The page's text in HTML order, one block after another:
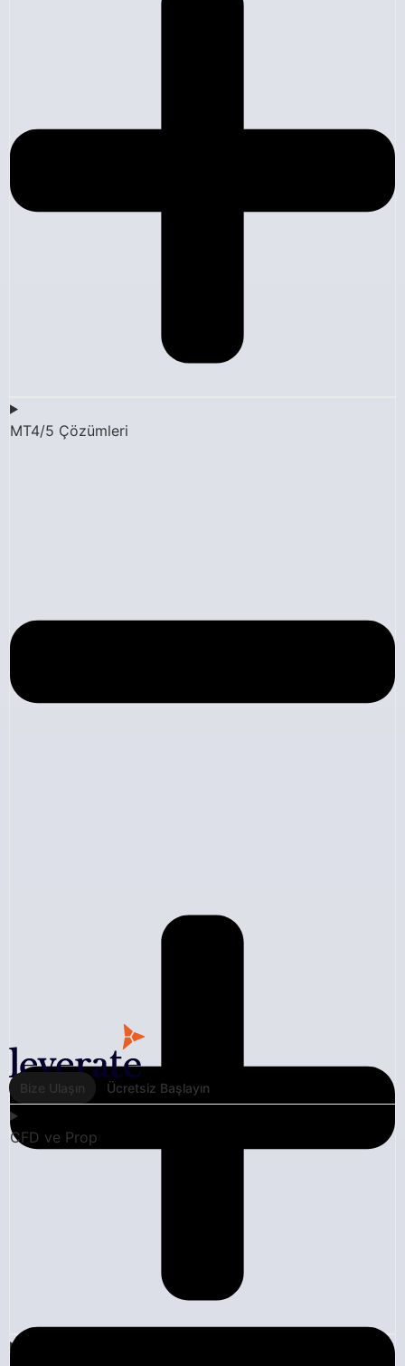
MT4/5 Çözümleri
Bize Ulaşın Ücretsiz Başlayın
CFD ve Prop